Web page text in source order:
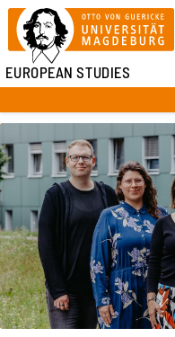
EUROPEAN STUDIES